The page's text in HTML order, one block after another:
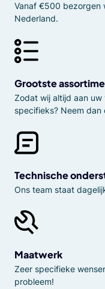
Vanaf €500 bezorgen
Nederland.
Grootste
Zodat wij altijd aan
specifieks? Neem
Technische
Ons team staat
Maatwerk
Zeer specifieke
probleem!